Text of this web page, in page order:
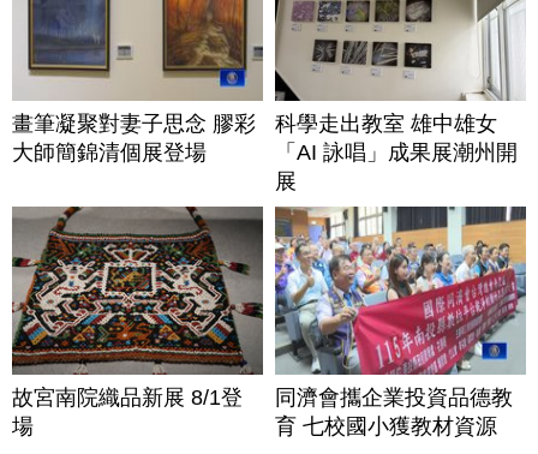
畫筆凝聚對妻子思念 膠彩
大師簡錦清個展登場
科學走出教室 雄中雄女
「AI 詠唱」成果展潮州開
展
故宮南院織品新展 8/1登
場
同濟會攜企業投資品德教
育 七校國小獲教材資源